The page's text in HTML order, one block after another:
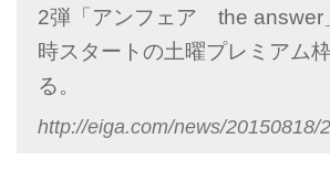
2弾「アンフェア the answer
時スタートの土曜プレミアム
る。
http://eiga.com/news/20150818/